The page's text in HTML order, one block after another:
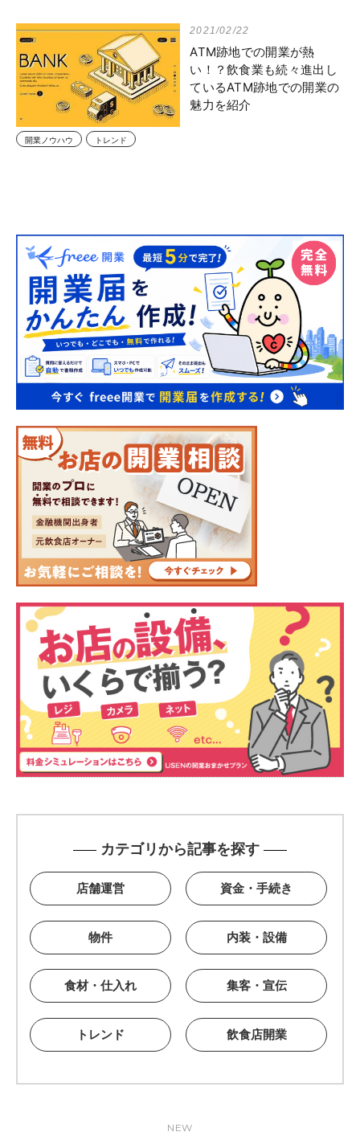
2021/02/22
ATM跡地での開業が熱
い！？飲食業も続々進出し
ているATM跡地での開業の
魅力を紹介
開業ノウハウ トレンド
カテゴリから記事を探す
店舗運営 資金・手続き
物件 内装・設備
食材・仕入れ 集客・宣伝
トレンド 飲食店開業
NEW